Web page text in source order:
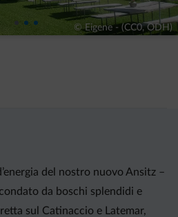
© Eigene - (CC0, ODH)
del nostro nuovo Ansitz –
da boschi splendidi e
sul Catinaccio e Latemar,